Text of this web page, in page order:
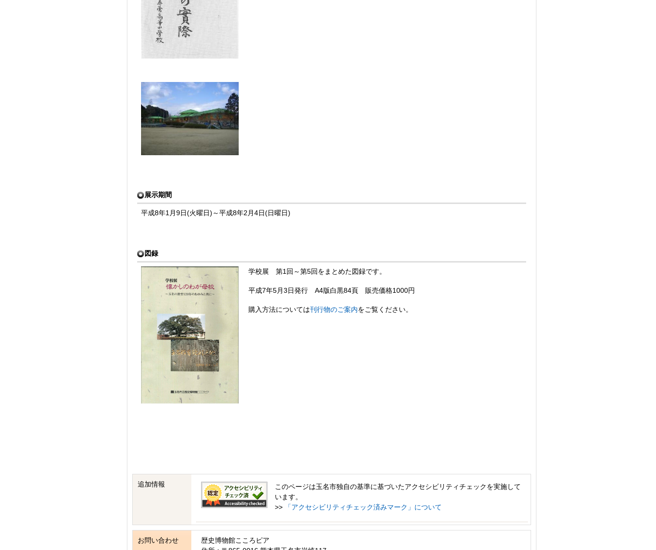
展示期間
平成8年1月9日(火曜日)～平成8年2月4日(日曜日)
図録
学校展 第1回～第5回をまとめた図録です。
平成7年5月3日発行 A4版白黒84頁 販売価格1000円
購入方法については刊行物のご案内をご覧ください。
追加情報
このページは玉名市独自の基準に基づいたアクセシビリティチェックを実施して
います。
>>
「アクセシビリティチェック済みマーク」について
お問い合わせ
歴史博物館こころピア